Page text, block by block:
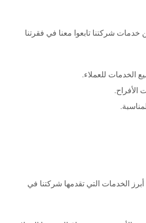
شركتنا تابعوا معنا في فقرتنا
الخدمات للعملاء.
الأفراح.
الخدمات التي تقدمها شركتنا في